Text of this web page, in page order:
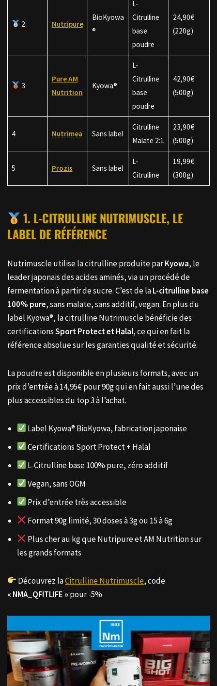
2 Nutripure
BioKyowa
®
L-
Citrulline
base
poudre
24,90€
(220g)
3
Pure AM
Nutrition
Kyowa®
L-
Citrulline
base
poudre
42,90€
(500g)
4 Nutrimea Sans label
Citrulline
Malate 2:1
23,90€
(500g)
5 Prozis Sans label
L-
Citrulline
19,99€
(300g)
1. L-CITRULLINE NUTRIMUSCLE, LE
LABEL DE RÉFÉRENCE
Nutrimuscle utilise la citrulline produite parKyowa, le
leader japonais des acides aminés, via un procédé de
fermentation à partir de sucre. C’est de laL-citrulline base
100% pure, sans malate, sans additif, vegan. En plus du
label Kyowa®, la citrulline Nutrimuscle bénéficie des
certificationsSport Protect et Halal, ce qui en fait la
référence absolue sur les garanties qualité et sécurité.
La poudre est disponible en plusieurs formats, avec un
prix d’entrée à 14,95€ pour 90g qui en fait aussi l’une des
plus accessibles du top 3 à l’achat.
Label Kyowa® BioKyowa, fabrication japonaise
Certifications Sport Protect + Halal
L-Citrulline base 100% pure, zéro additif
Vegan, sans OGM
Prix d’entrée très accessible
Format 90g limité, 30 doses à 3g ou 15 à 6g
Plus cher au kg que Nutripure et AM Nutrition sur
les grands formats
Découvrez laCitrulline Nutrimuscle, code
« NMA_QFITLIFE » pour -5%